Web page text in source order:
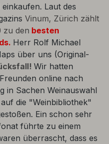
Laut des
Vinum, Zürich zählt
zu den besten
Herr Rolf Michael
über uns (Original-
Wir hatten
online nach
in Sachen Weinauswahl
die "Weinbibliothek"
Ein schon sehr
führte zu einem
überrascht, dass es